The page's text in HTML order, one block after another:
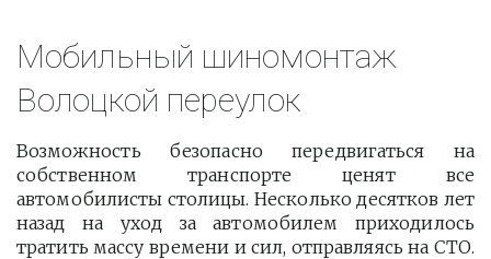
Мобильный шиномонтаж
Волоцкой переулок
Возможность безопасно передвигаться на
собственном транспорте ценят все
автомобилисты столицы. Несколько десятков лет
назад на уход за автомобилем приходилось
тратить массу времени и сил, отправляясь на СТО.